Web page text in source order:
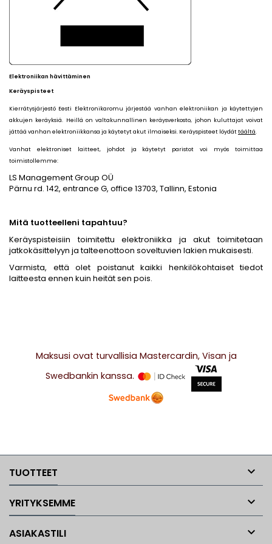
Elektroniikan hävittäminen
Keräyspisteet
Kierrätysjärjestö Eesti Elektronikaromu järjestää vanhan elektroniikan ja käytettyjen
akkujen keräyksiä. Heillä on valtakunnallinen keräysverkosto, johon kuluttajat voivat
jättää vanhan elektroniikkansa ja käytetyt akut ilmaiseksi. Keräyspisteet löydättäältä.
Vanhat elektroniset laitteet, johdot ja käytetyt paristot voi myös toimittaa
toimistollemme:
LS Management Group OÜ
Pärnu rd. 142, entrance G, office 13703, Tallinn, Estonia
Mitä tuotteelleni tapahtuu?
Keräyspisteisiin toimitettu elektroniikka ja akut toimitetaan
jatkokäsittelyyn ja talteenottoon soveltuvien lakien mukaisesti.
Varmista, että olet poistanut kaikki henkilökohtaiset tiedot
laitteesta ennen kuin heität sen pois.
Maksusi ovat turvallisia Mastercardin, Visan ja
Swedbankin kanssa.
TUOTTEET 
YRITYKSEMME 
ASIAKASTILI 